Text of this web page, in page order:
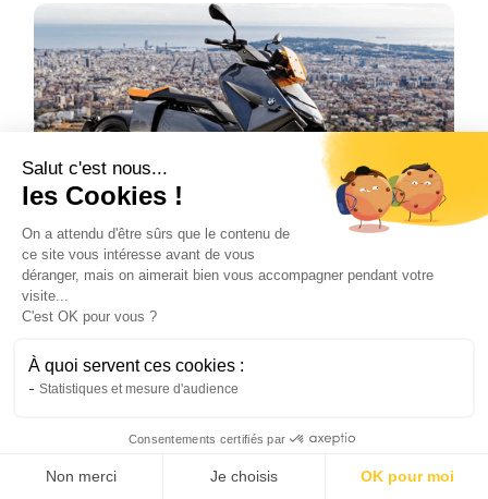
Scooter
Est-ce vraiment économique de rouler
avec un scooter électrique ?
économique sur le long terme. Malgré un prix
d’achat plus élevé, il permet de réaliser
l’entretien. Avec des coûts d’utilisation très
faibles, il s’impose comme l’un des moyens de
Salut c'est nous...
les Cookies !
On a attendu d'être sûrs que le contenu de
ce site vous intéresse avant de vous
déranger, mais on aimerait bien vous accompagner pendant votre
visite...
C'est OK pour vous ?
À quoi servent ces cookies :
Statistiques et mesure d'audience
Consentements certifiés par
Non merci Je choisis OK pour moi